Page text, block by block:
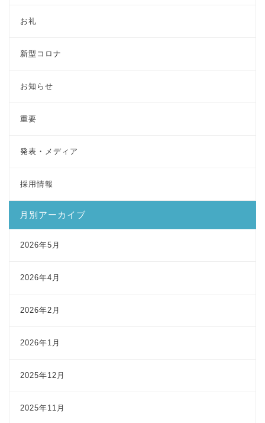
お礼
新型コロナ
お知らせ
重要
発表・メディア
採用情報
月別アーカイブ
2026年5月
2026年4月
2026年2月
2026年1月
2025年12月
2025年11月